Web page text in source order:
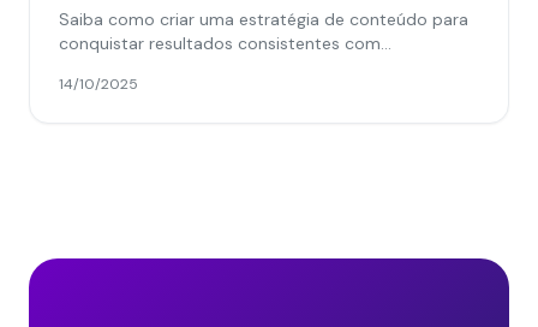
Saiba como criar uma estratégia de conteúdo para
conquistar resultados consistentes com
14/10/2025